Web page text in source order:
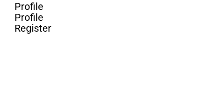
Profile
Profile
Register